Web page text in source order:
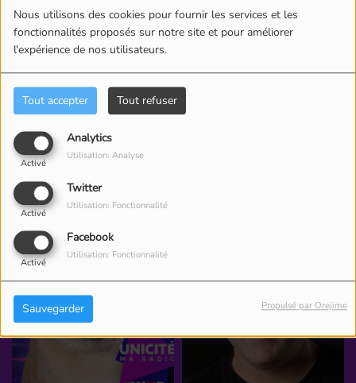
Nous utilisons des cookies pour fournir les services et les
fonctionnalités proposés sur notre site et pour améliorer
l'expérience de nos utilisateurs.
Tout accepter Tout refuser
Analytics
Activé
Utilisation: Analyse
Twitter
Activé
Utilisation: Fonctionnalité
Facebook
Activé
Utilisation: Fonctionnalité
Sauvegarder Propulsé par Orejime
SE CONNECTER
ÉQUIPE